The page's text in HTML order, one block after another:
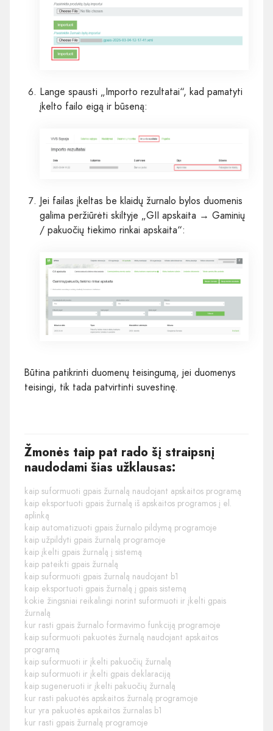
Lange spausti „Importo rezultatai“, kad pamatyti
įkelto failo eigą ir būseną:
Jei failas įkeltas be klaidų žurnalo bylos duomenis
galima peržiūrėti skiltyje „GII apskaita → Gaminių
/ pakuočių tiekimo rinkai apskaita“:
Būtina patikrinti duomenų teisingumą, jei duomenys
teisingi, tik tada patvirtinti suvestinę.
Žmonės taip pat rado šį straipsnį
naudodami šias užklausas:
kaip suformuoti gpais žurnalą naudojant apskaitos programą
kaip eksportuoti gpais žurnalą iš apskaitos programos į el.
aplinką
kaip automatizuoti gpais žurnalo pildymą programoje
kaip užpildyti gpais žurnalą programoje
kaip įkelti gpais žurnalą į sistemą
kaip pateikti gpais žurnalą
kaip suformuoti gpais žurnalą naudojant b1
kaip eksportuoti gpais žurnalą į gpais sistemą
kokie žingsniai reikalingi norint suformuoti ir įkelti gpais
žurnalą
kur rasti gpais žurnalo formavimo funkciją programoje
kaip suformuoti pakuotės žurnalą naudojant apskaitos
programą
kaip suformuoti ir įkelti pakuočių žurnalą
kaip suformuoti ir įkelti gpais deklaraciją
kaip sugeneruoti ir įkelti pakuočių žurnalą
kur rasti pakuotės apskaitos žurnalą programoje
kur yra pakuotės apskaitos žurnalas b1
kur rasti gpais žurnalą programoje